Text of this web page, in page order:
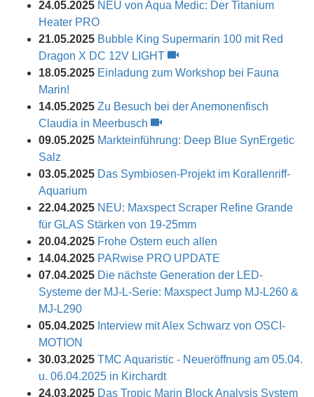
24.05.2025 NEU von Aqua Medic: Der Titanium
Heater PRO
21.05.2025 Bubble King Supermarin 100 mit Red
Dragon X DC 12V LIGHT
18.05.2025 Einladung zum Workshop bei Fauna
Marin!
14.05.2025 Zu Besuch bei der Anemonenfisch
Claudia in Meerbusch
09.05.2025 Markteinführung: Deep Blue SynErgetic
Salz
03.05.2025 Das Symbiosen-Projekt im Korallenriff-
Aquarium
22.04.2025 NEU: Maxspect Scraper Refine Grande
für GLAS Stärken von 19-25mm
20.04.2025 Frohe Ostern euch allen
14.04.2025 PARwise PRO UPDATE
07.04.2025 Die nächste Generation der LED-
Systeme der MJ-L-Serie: Maxspect Jump MJ-L260 &
MJ-L290
05.04.2025 Interview mit Alex Schwarz von OSCI-
MOTION
30.03.2025 TMC Aquaristic - Neueröffnung am 05.04.
u. 06.04.2025 in Kirchardt
24.03.2025 Das Tropic Marin Block Analysis System